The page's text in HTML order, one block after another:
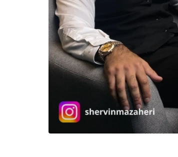
sjældent nu om dage! 3) Live-
sessions! Det har gjort allermest for
mig, da jeg sad med 4 andre
personer til den månedlige live-
session, hvor jeg fik lov til at pitche
min tidligere tilgang, hvorefter
Shervin gav mig konkrete tilføjelser,
jeg allerede implementerede dagen
efter - med stor effekt. Jeg kunne
have fortsat som jeg altid havde
gjort, men i stedet tog jeg et valg om
at investere i at blive en bedre
sælger med selvsamme fokus om at
gøre det, for bedre at kunne hjælpe